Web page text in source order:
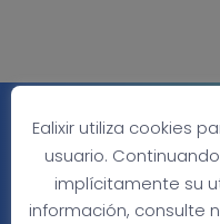
Ealixir utiliza cookies
usuario.
implícitamente su
información, consulte